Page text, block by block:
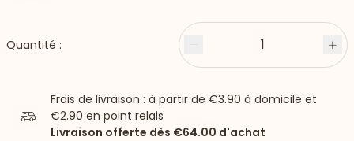
Quantité : Moins 1
Frais de livraison : à partir de €3.90 à domicile et
€2.90 en point relais
Livraison offerte dès €64.00 d'achat